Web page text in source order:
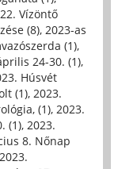
Vízöntő
(8), 2023-as
(1),
24-30. (1),
Húsvét
(1), 2023.
(1), 2023.
(1), 2023.
8. Nőnap
2023.